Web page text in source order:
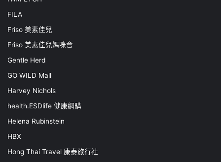
FILA
Friso 美素佳兒
Friso 美素佳兒媽咪會
Gentle Herd
GO WILD Mall
Harvey Nichols
health.ESDlife 健康網購
Helena Rubinstein
HBX
Hong Thai Travel 康泰旅行社